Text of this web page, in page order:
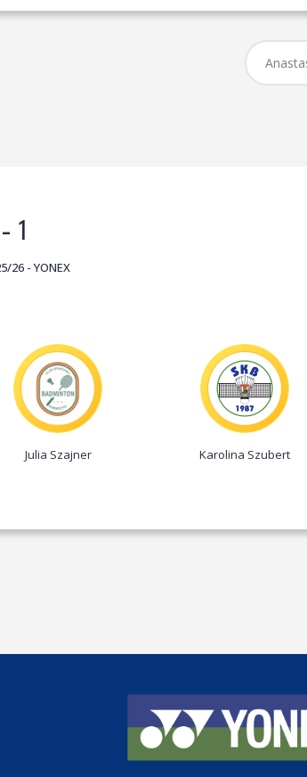
Julia Szajner Karolina Szubert
- 1
26 - YONEX